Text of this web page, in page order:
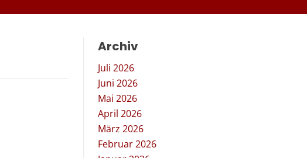
Archiv
Juli 2026
Juni 2026
Mai 2026
April 2026
März 2026
Februar 2026